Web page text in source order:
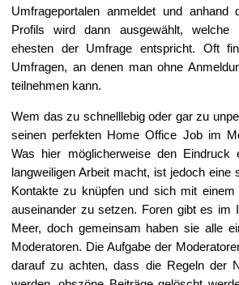
Umfrageportalen anmeldet und anhand
Profils wird dann ausgewählt, welche
ehesten der Umfrage entspricht. Oft
Umfragen, an denen man ohne
teilnehmen kann.
Wem das zu schnelllebig oder gar zu
seinen perfekten Home Office Job im
Was hier möglicherweise den Eindruck
langweiligen Arbeit macht, ist jedoch eine
Kontakte zu knüpfen und sich mit einem
auseinander zu setzen. Foren gibt es im
Meer, doch gemeinsam haben sie alle
Moderatoren. Die Aufgabe der
darauf zu achten, dass die Regeln der